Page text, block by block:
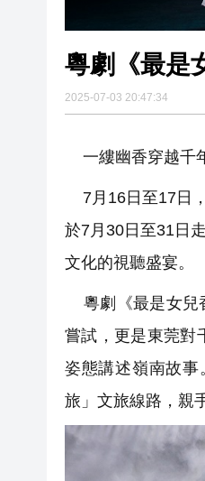
粵劇《最是
2025-07-03 20:47:34
一縷幽香穿越千
7月16日至17日
於7月30日至31日
文化的視聽盛宴。
粵劇《最是女兒
嘗試，更是東莞
姿態講述嶺南故
旅」文旅線路，親